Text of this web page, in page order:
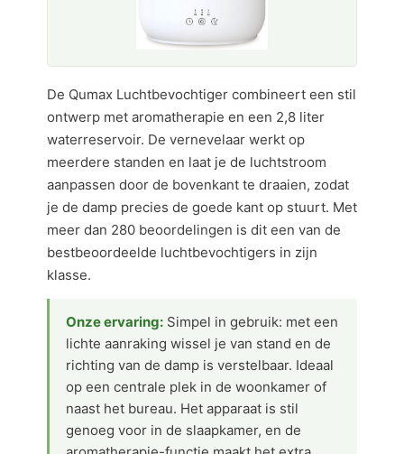
De Qumax Luchtbevochtiger combineert een stil
ontwerp met aromatherapie en een 2,8 liter
waterreservoir. De vernevelaar werkt op
meerdere standen en laat je de luchtstroom
aanpassen door de bovenkant te draaien, zodat
je de damp precies de goede kant op stuurt. Met
meer dan 280 beoordelingen is dit een van de
bestbeoordeelde luchtbevochtigers in zijn
klasse.
Onze ervaring: Simpel in gebruik: met een
lichte aanraking wissel je van stand en de
richting van de damp is verstelbaar. Ideaal
op een centrale plek in de woonkamer of
naast het bureau. Het apparaat is stil
genoeg voor in de slaapkamer, en de